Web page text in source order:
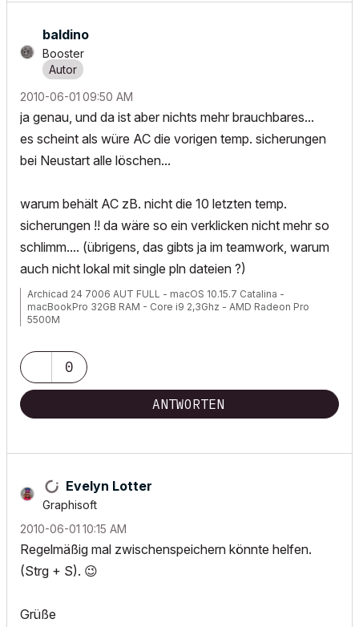
baldino
Booster
‎2010-06-01 09:50 AM
ja genau, und da ist aber nichts mehr brauchbares...
es scheint als würe AC die vorigen temp. sicherungen
bei Neustart alle löschen...
warum behält AC zB. nicht die 10 letzten temp.
sicherungen !! da wäre so ein verklicken nicht mehr so
schlimm.... (übrigens, das gibts ja im teamwork, warum
auch nicht lokal mit single pln dateien ?)
Archicad 24 7006 AUT FULL - macOS 10.15.7 Catalina -
macBookPro 32GB RAM - Core i9 2,3Ghz - AMD Radeon Pro
5500M
0
ANTWORTEN
Evelyn Lotter
Graphisoft
‎2010-06-01 10:15 AM
Regelmäßig mal zwischenspeichern könnte helfen.
(Strg + S). 😉
Grüße